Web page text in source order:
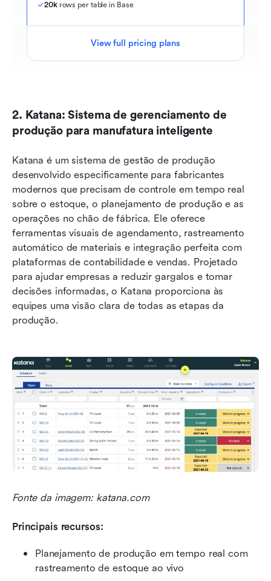
20k rows per table in Base
View full pricing plans
2. Katana: Sistema de gerenciamento de
produção para manufatura inteligente
Katana é um sistema de gestão de produção
desenvolvido especificamente para fabricantes
modernos que precisam de controle em tempo real
sobre o estoque, o planejamento de produção e as
operações no chão de fábrica. Ele oferece
ferramentas visuais de agendamento, rastreamento
automático de materiais e integração perfeita com
plataformas de contabilidade e vendas. Projetado
para ajudar empresas a reduzir gargalos e tomar
decisões informadas, o Katana proporciona às
equipes uma visão clara de todas as etapas da
produção.
Fonte da imagem: katana.com
Principais recursos:
Planejamento de produção em tempo real com
rastreamento de estoque ao vivo